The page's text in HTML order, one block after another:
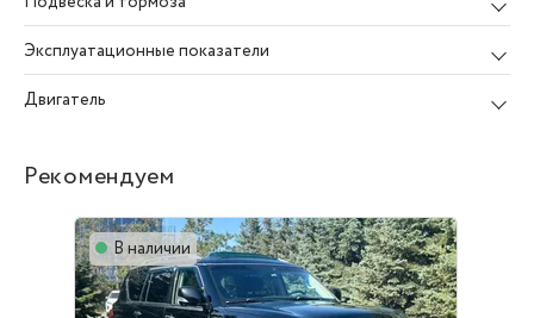
Эксплуатационные показатели
Двигатель
Рекомендуем
В наличии